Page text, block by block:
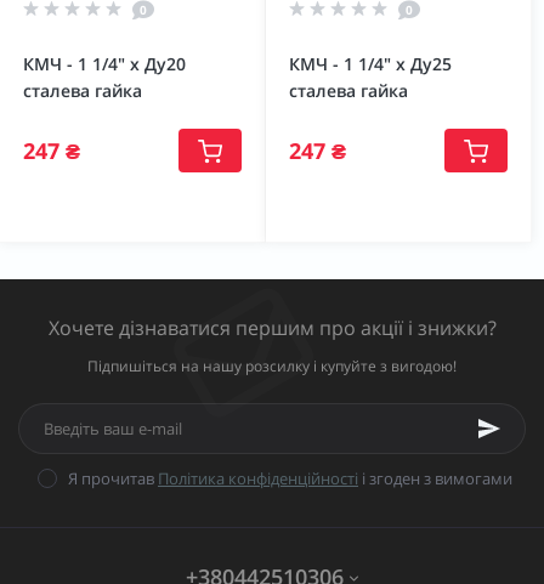
0
КМЧ - 1 1/4" х Ду20
сталева гайка
247 ₴
0
КМЧ - 1 1/4" х Ду25
сталева гайка
247 ₴
Хочете дізнаватися першим про акції і знижки?
Підпишіться на нашу розсилку і купуйте з вигодою!
Я прочитав Політика конфіденційності і згоден з вимогами
+380442510306